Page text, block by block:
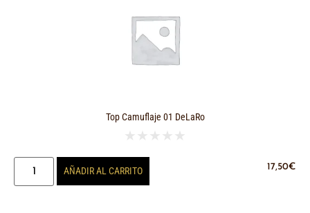
Top Camuflaje 01 DeLaRo
★ ★ ★ ★ ★
17,50€
AÑADIR AL CARRITO